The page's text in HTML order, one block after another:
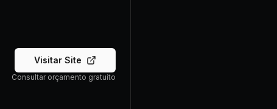
Visitar Site
Consultar orçamento gratuito